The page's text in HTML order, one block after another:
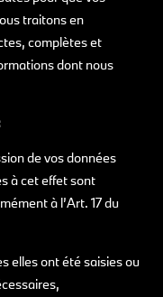
traitons en
complètes et
dont nous
de vos données
à cet effet sont
à l’Art. 17 du
elles ont été saisies ou